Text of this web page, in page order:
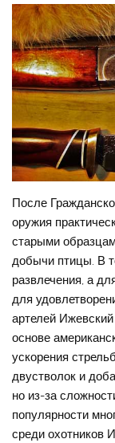
После
оружия
старыми
добычи птицы. В
развлечения, а
для
артелей
основе
ускорения
двустволок и
но из-за
популярности
среди охотников